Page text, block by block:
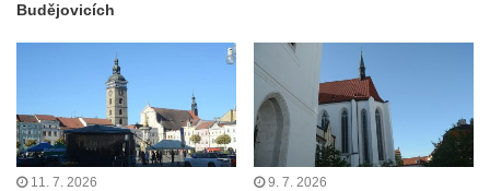
Benešově nad Ploučnicí
Hrob Wendelina Janiche na hřbitově v
Benešově nad Ploučnicí
Hrob Christodoulona Panayiotise na
hřbitově v Benešově nad Ploučnicí
Hrob Franze Wünsche na hřbitově v
Budějovicích
11. 7. 2026 9. 7. 2026